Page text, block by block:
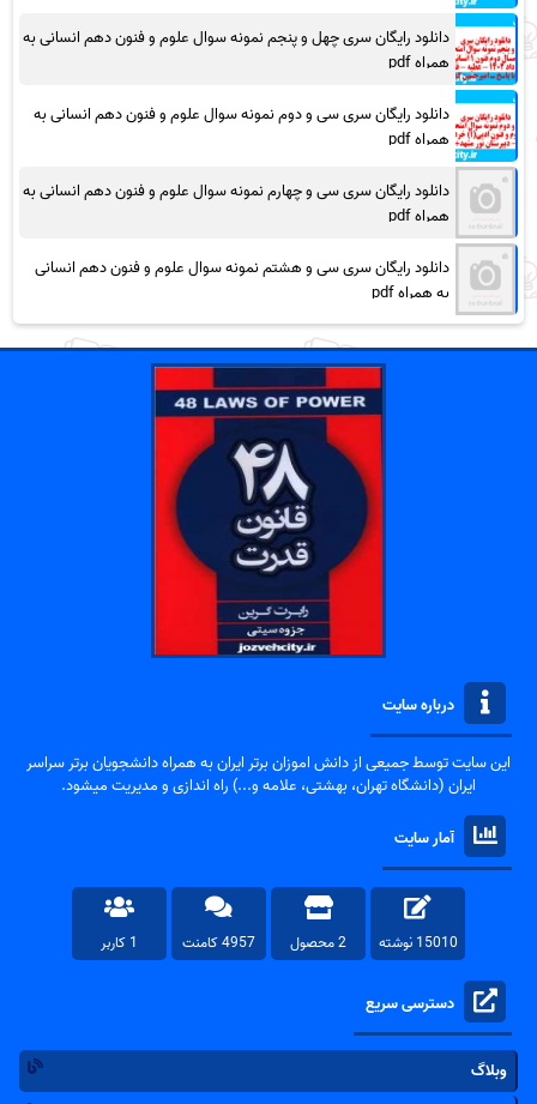
دانلود رایگان سری چهل و پنجم نمونه سوال علوم و فنون دهم انسانی به
همراه pdf
دانلود رایگان سری سی و دوم نمونه سوال علوم و فنون دهم انسانی به
همراه pdf
دانلود رایگان سری سی و چهارم نمونه سوال علوم و فنون دهم انسانی به
همراه pdf
دانلود رایگان سری سی و هشتم نمونه سوال علوم و فنون دهم انسانی
به همراه pdf
درباره سایت
این سایت توسط جمیعی از دانش اموزان برتر ایران به همراه دانشجویان برتر سراسر
ایران (دانشگاه تهران، بهشتی، علامه و...) راه اندازی و مدیریت میشود.
آمار سایت
15010 نوشته 2 محصول 4957 کامنت 1 کاربر
دسترسی سریع
وبلاگ